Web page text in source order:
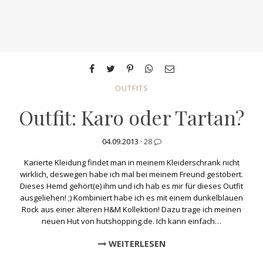
OUTFITS
Outfit: Karo oder Tartan?
04.09.2013 · 28
Karierte Kleidung findet man in meinem Kleiderschrank nicht
wirklich, deswegen habe ich mal bei meinem Freund gestöbert.
Dieses Hemd gehört(e) ihm und ich hab es mir für dieses Outfit
ausgeliehen! ;) Kombiniert habe ich es mit einem dunkelblauen
Rock aus einer älteren H&M Kollektion! Dazu trage ich meinen
neuen Hut von hutshopping.de. Ich kann einfach…
WEITERLESEN